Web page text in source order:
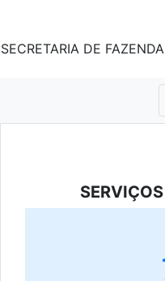
SECRETARIA DE